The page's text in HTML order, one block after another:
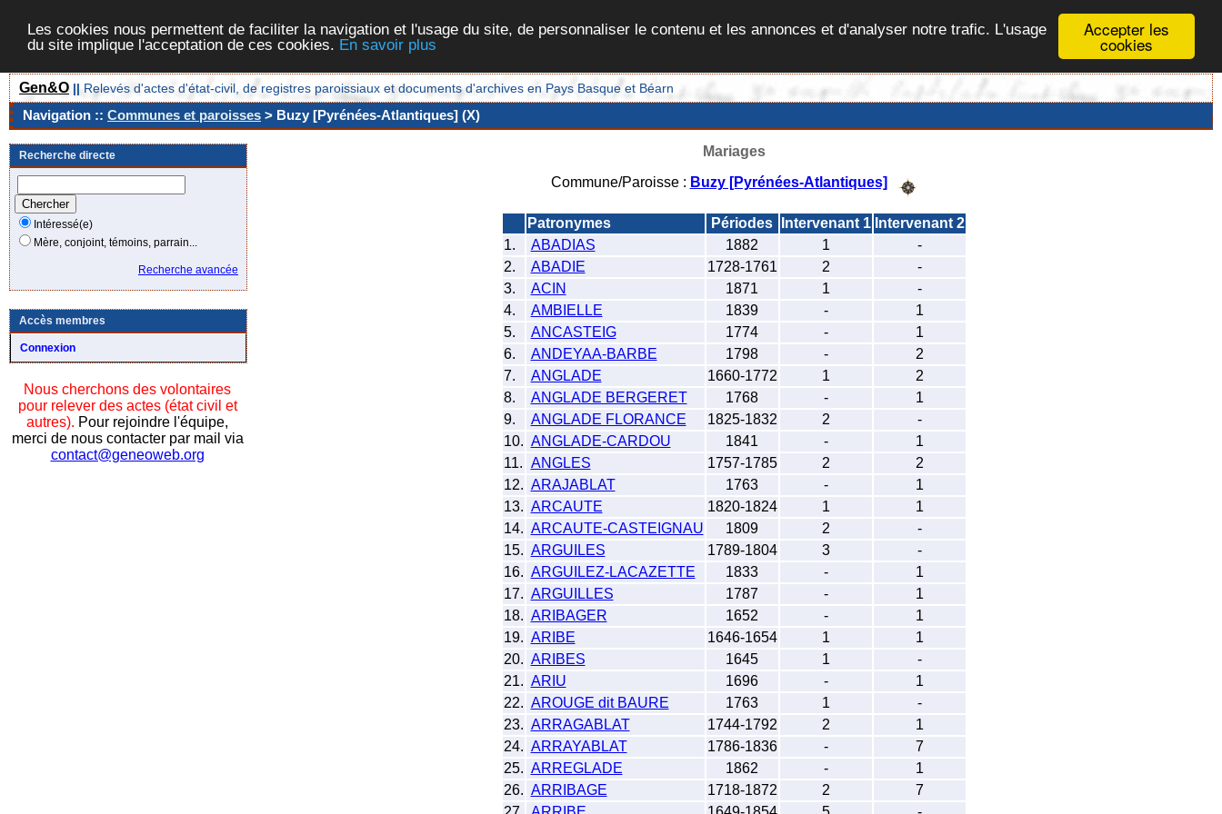
Accepter les
cookies
Les cookies nous permettent de faciliter la navigation et l'usage du site, de personnaliser le contenu et les annonces et d'analyser notre trafic. L'usage
du site implique l'acceptation de ces cookies. En savoir plus
Gen&O || Relevés d'actes d'état-civil, de registres paroissiaux et documents d'archives en Pays Basque et Béarn
Navigation :: Communes et paroisses > Buzy [Pyrénées-Atlantiques] (X)
Recherche directe
Intéressé(e)
Mère, conjoint, témoins, parrain...
Recherche avancée
Accès membres
Connexion
Nous cherchons des volontaires
pour relever des actes (état civil et
autres). Pour rejoindre l'équipe,
merci de nous contacter par mail via
contact@geneoweb.org
Mariages
Commune/Paroisse : Buzy [Pyrénées-Atlantiques]
Patronymes Périodes Intervenant 1 Intervenant 2
1.
ABADIAS 1882 1
-
2.
ABADIE 1728-1761 2
-
3.
ACIN 1871 1
-
4.
AMBIELLE 1839 -
1
5.
ANCASTEIG 1774 -
1
6.
ANDEYAA-BARBE 1798 -
2
7.
ANGLADE 1660-1772 1
2
8.
ANGLADE BERGERET 1768 -
1
9.
ANGLADE FLORANCE 1825-1832 2
-
10. ANGLADE-CARDOU 1841 -
1
11. ANGLES 1757-1785 2
2
12. ARAJABLAT 1763 -
1
13. ARCAUTE 1820-1824 1
1
14. ARCAUTE-CASTEIGNAU 1809 2
-
15. ARGUILES 1789-1804 3
-
16. ARGUILEZ-LACAZETTE 1833 -
1
17. ARGUILLES 1787 -
1
18. ARIBAGER 1652 -
1
19. ARIBE 1646-1654 1
1
20. ARIBES 1645 1
-
21. ARIU 1696 -
1
22. AROUGE dit BAURE 1763 1
-
23. ARRAGABLAT 1744-1792 2
1
24. ARRAYABLAT 1786-1836 -
7
25. ARREGLADE 1862 -
1
26. ARRIBAGE 1718-1872 2
7